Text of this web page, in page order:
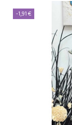
-1,91 €